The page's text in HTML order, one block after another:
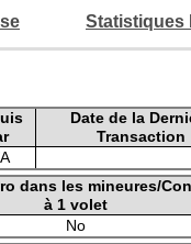
Statistiques
Date de la
Transaction
dans les mineures/
à 1 volet
No